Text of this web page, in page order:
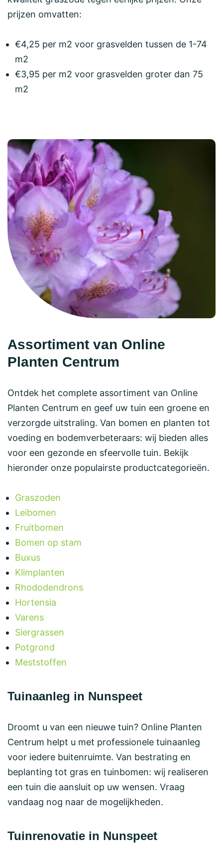
prijzen omvatten:
€4,25 per m2 voor grasvelden tussen de 1-74
m2
€3,95 per m2 voor grasvelden groter dan 75
m2
Assortiment van Online
Planten Centrum
Ontdek het complete assortiment van Online
Planten Centrum en geef uw tuin een groene en
verzorgde uitstraling. Van bomen en planten tot
voeding en bodemverbeteraars: wij bieden alles
voor een gezonde en sfeervolle tuin. Bekijk
hieronder onze populairste productcategorieën.
Graszoden
Leibomen
Fruitbomen
Bomen op stam
Buxus
Klimplanten
Rhododendrons
Hortensia
Varens
Siergrassen
Potgrond
Meststoffen
Tuinaanleg in Nunspeet
Droomt u van een nieuwe tuin? Online Planten
Centrum helpt u met professionele tuinaanleg
voor iedere buitenruimte. Van bestrating en
beplanting tot gras en tuinbomen: wij realiseren
een tuin die aansluit op uw wensen. Vraag
vandaag nog naar de mogelijkheden.
Tuinrenovatie in Nunspeet